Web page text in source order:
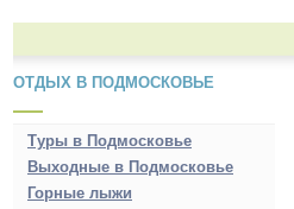
ОТДЫХ В ПОДМОСКОВЬЕ
Туры в Подмосковье
Выходные в Подмосковье
Горные лыжи